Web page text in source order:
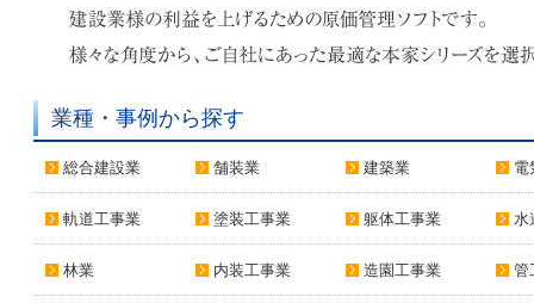
業種・事例から探す
総合建設業 舗装業 建築業 電
軌道工事業 塗装工事業 躯体工事業 水
林業 内装工事業 造園工事業 管